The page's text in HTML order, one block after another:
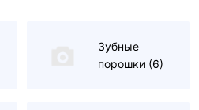
Зубные
порошки (6)